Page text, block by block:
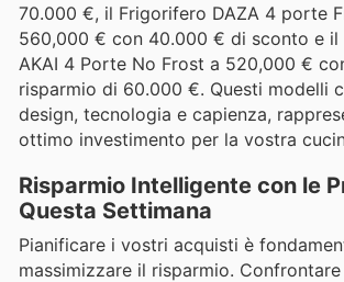
70.000 €, il Frigorifero DAZA 4 porte
560,000 € con 40.000 € di sconto e il
AKAI 4 Porte No Frost a 520,000 €
risparmio di 60.000 €. Questi modelli
design, tecnologia e capienza,
ottimo investimento per la vostra
Risparmio Intelligente con le
Questa Settimana
Pianificare i vostri acquisti è
massimizzare il risparmio.